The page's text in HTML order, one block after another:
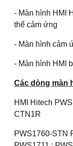
- Màn hình HMI
thể cảm ứng
- Màn hình cảm
- Màn hình HMI
Các dòng màn
HMI Hitech
CTN1R
PWS1760-STN